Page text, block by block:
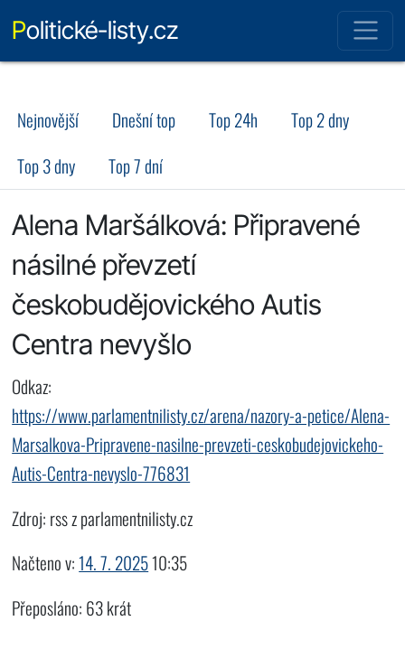
Politické-listy.cz
Nejnovější Dnešní top Top 24h
Top 2 dny
Top 3 dny
Top 7 dní
Alena Maršálková: Připravené
násilné převzetí
českobudějovického Autis
Centra nevyšlo
Odkaz:
https://www.parlamentnilisty.cz/arena/nazory-a-petice/Alena-
Marsalkova-Pripravene-nasilne-prevzeti-ceskobudejovickeho-
Autis-Centra-nevyslo-776831
Zdroj: rss z parlamentnilisty.cz
Načteno v:14. 7. 202510:35
Přeposláno: 63 krát